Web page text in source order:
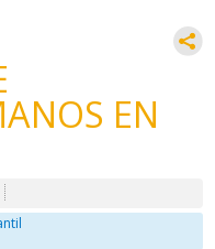
EN